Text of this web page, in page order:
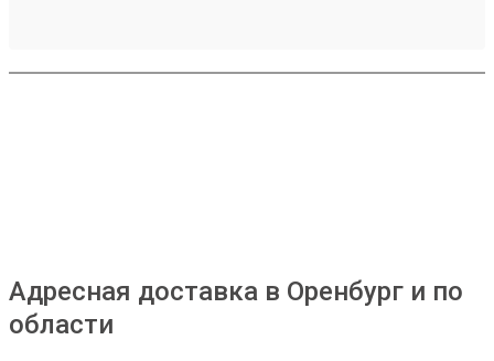
Адресная доставка в Оренбург и по
области